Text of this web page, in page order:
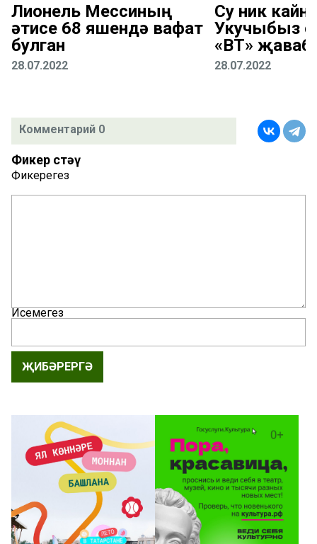
Лионель Мессиның
әтисе 68 яшендә вафат
булган
28.07.2022
Су ник
Укучыбыз
«ВТ»
28.07.2022
Комментарий 0
Фикер өстәү
Фикерегез
Исемегез
ҖИБӘРЕРГӘ